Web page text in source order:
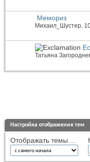
Мемориз
Михаил_Шустер,
Татьяна
Настройка отображения тем
Отображать темы ...